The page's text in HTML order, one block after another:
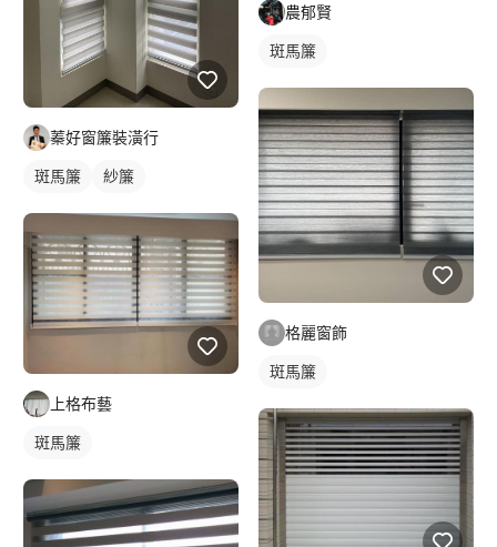
蓁好窗簾裝潢行
斑馬簾 紗簾
上格布藝
斑馬簾
農郁賢
斑馬簾
格麗窗飾
斑馬簾